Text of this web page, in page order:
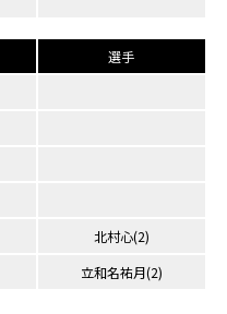
選手
北村心(2)
立和名祐月(2)